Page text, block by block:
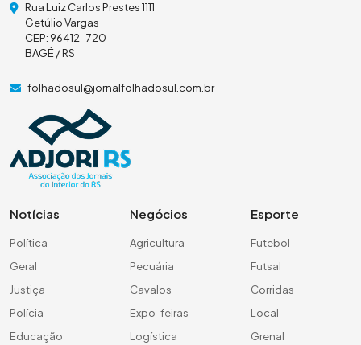
Rua Luiz Carlos Prestes 1111
Getúlio Vargas
CEP: 96412-720
BAGÉ / RS
folhadosul@jornalfolhadosul.com.br
Notícias
Política
Geral
Justiça
Polícia
Educação
Negócios
Agricultura
Pecuária
Cavalos
Expo-feiras
Logística
Esporte
Futebol
Futsal
Corridas
Local
Grenal